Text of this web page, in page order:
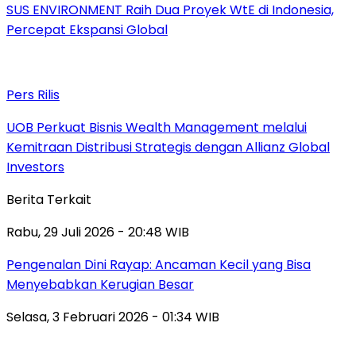
SUS ENVIRONMENT Raih Dua Proyek WtE di Indonesia,
Percepat Ekspansi Global
Pers Rilis
UOB Perkuat Bisnis Wealth Management melalui
Kemitraan Distribusi Strategis dengan Allianz Global
Investors
Berita Terkait
Rabu, 29 Juli 2026 - 20:48 WIB
Pengenalan Dini Rayap: Ancaman Kecil yang Bisa
Menyebabkan Kerugian Besar
Selasa, 3 Februari 2026 - 01:34 WIB